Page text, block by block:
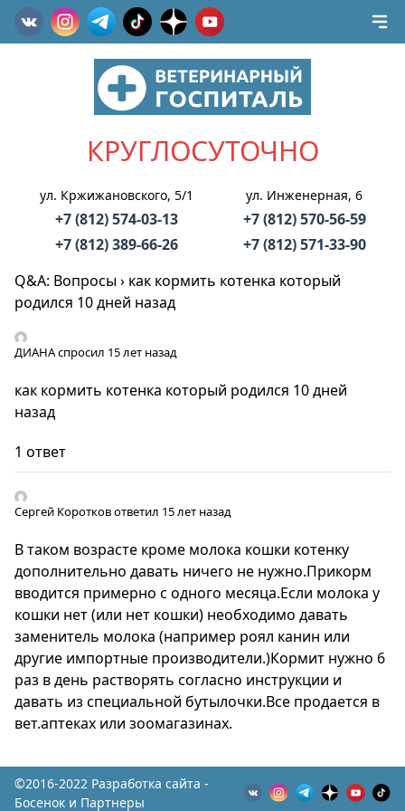
КРУГЛОСУТОЧНО
ул. Кржижановского, 5/1
+7 (812) 574-03-13
+7 (812) 389-66-26
ул. Инженерная, 6
+7 (812) 570-56-59
+7 (812) 571-33-90
Q&A: Вопросы› как кормить котенка который
родился 10 дней назад
ДИАНАспросил 15 лет назад
как кормить котенка который родился 10 дней
назад
1 ответ
Сергей Коротковответил 15 лет назад
В таком возрасте кроме молока кошки котенку
дополнительно давать ничего не нужно.Прикорм
вводится примерно с одного месяца.Если молока у
кошки нет (или нет кошки) необходимо давать
заменитель молока (например роял канин или
другие импортные производители.)Кормит нужно 6
раз в день растворять согласно инструкции и
давать из специальной бутылочки.Все продается в
вет.аптеках или зоомагазинах.
©2016-2022 Разработка сайта -
Босенок и Партнеры